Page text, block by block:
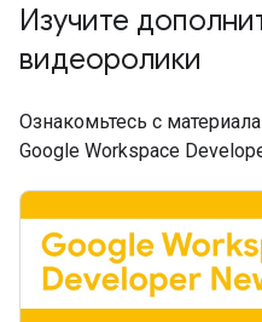
Изучите
видеоролики
Ознакомьтесь с
Google Workspace